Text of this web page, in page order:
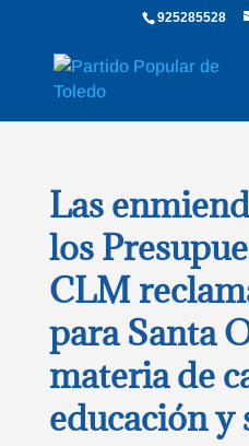
925285528
Las
los
CLM
para Santa
materia de
educación y